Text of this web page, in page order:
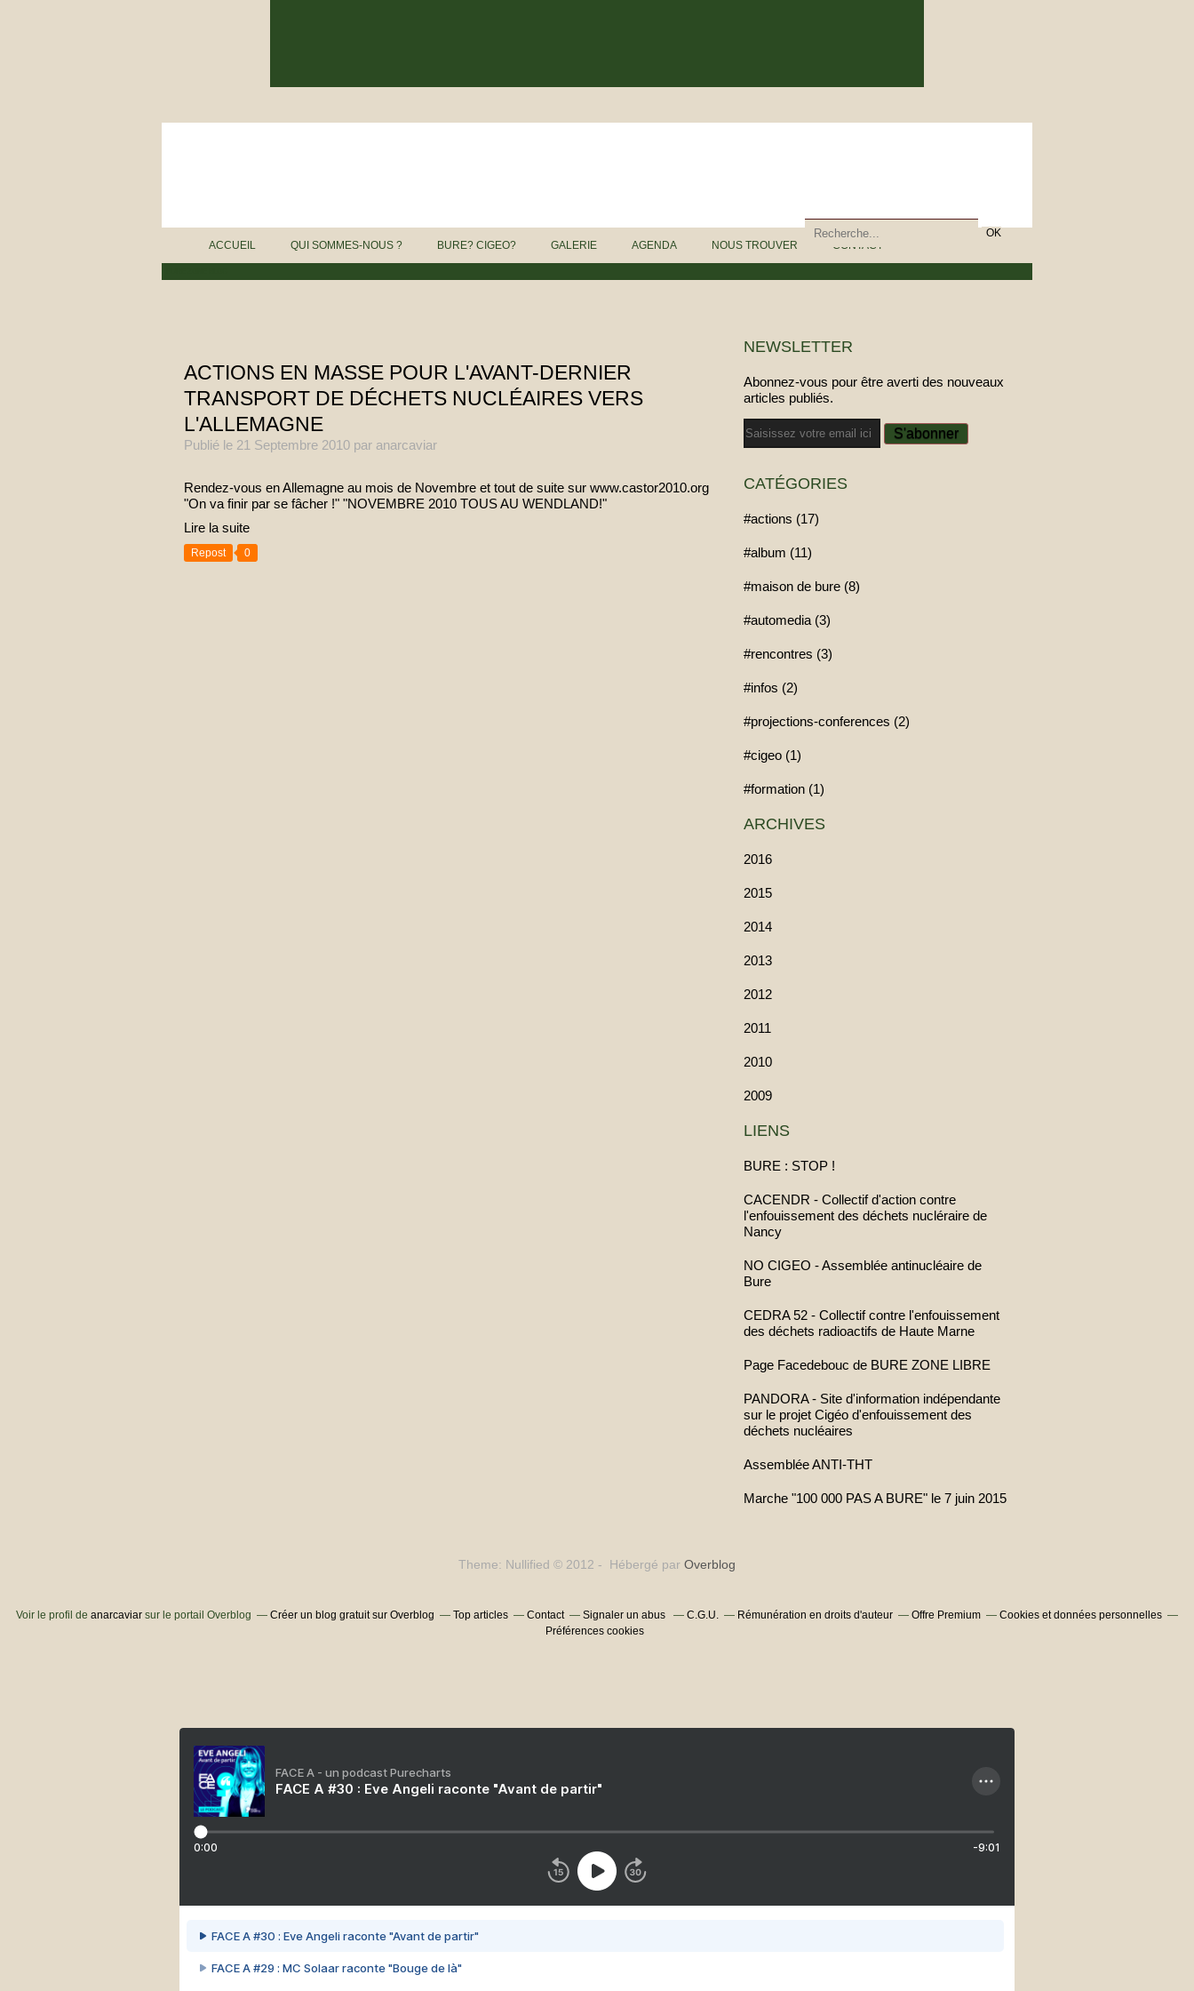
ACCUEIL QUI SOMMES-NOUS ? BURE? CIGEO? GALERIE AGENDA NOUS TROUVER CONTACT
ACTIONS EN MASSE POUR L'AVANT-DERNIER
TRANSPORT DE DÉCHETS NUCLÉAIRES VERS
L'ALLEMAGNE
Publié le 21 Septembre 2010 par anarcaviar
Rendez-vous en Allemagne au mois de Novembre et tout de suite sur www.castor2010.org
"On va finir par se fâcher !" "NOVEMBRE 2010 TOUS AU WENDLAND!"
Lire la suite
Repost 0
NEWSLETTER
Abonnez-vous pour être averti des nouveaux
articles publiés.
Email
CATÉGORIES
#actions (17)
#album (11)
#maison de bure (8)
#automedia (3)
#rencontres (3)
#infos (2)
#projections-conferences (2)
#cigeo (1)
#formation (1)
ARCHIVES
2016
2015
2014
2013
2012
2011
2010
2009
LIENS
BURE : STOP !
CACENDR - Collectif d'action contre
l'enfouissement des déchets nucléraire de
Nancy
NO CIGEO - Assemblée antinucléaire de
Bure
CEDRA 52 - Collectif contre l'enfouissement
des déchets radioactifs de Haute Marne
Page Facedebouc de BURE ZONE LIBRE
PANDORA - Site d'information indépendante
sur le projet Cigéo d'enfouissement des
déchets nucléaires
Assemblée ANTI-THT
Marche "100 000 PAS A BURE" le 7 juin 2015
Theme: Nullified © 2012 - Hébergé par Overblog
Voir le profil de anarcaviar sur le portail Overblog Créer un blog gratuit sur Overblog Top articles Contact Signaler un abus C.G.U. Rémunération en droits d'auteur Offre Premium
Cookies et données personnelles
Préférences cookies
FACE A - un podcast Purecharts
FACE A #30 : Eve Angeli raconte "Avant de partir"
0:00 -9:01
FACE A #30 : Eve Angeli raconte "Avant de partir"
FACE A #29 : MC Solaar raconte "Bouge de là"